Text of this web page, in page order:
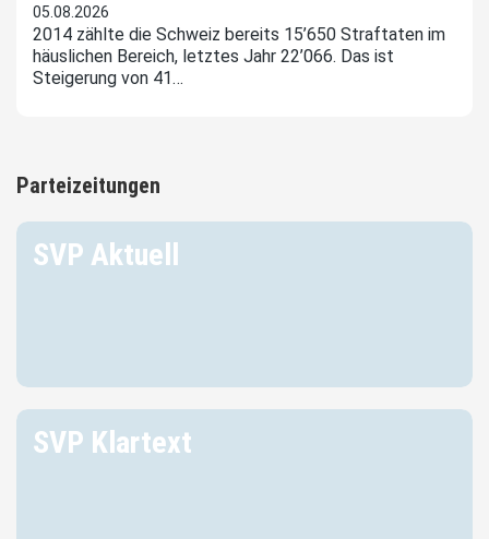
05.08.2026
2014 zählte die Schweiz bereits 15’650 Straftaten im
häuslichen Bereich, letztes Jahr 22’066. Das ist
Steigerung von 41…
Parteizeitungen
SVP Aktuell
SVP Klartext